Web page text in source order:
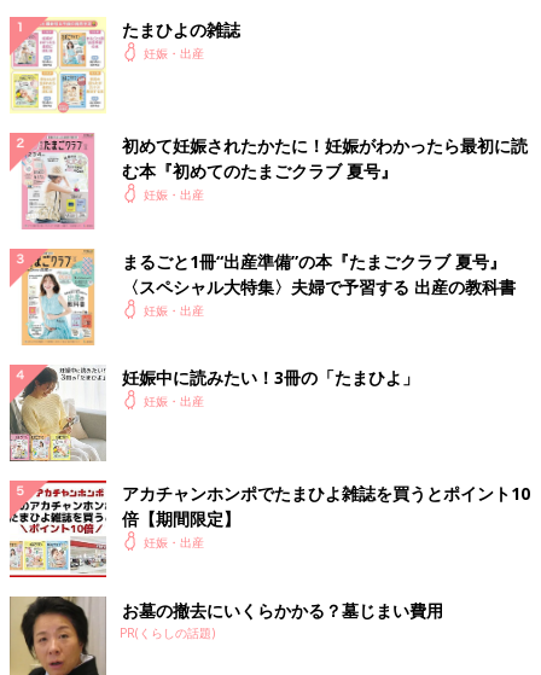
たまひよの雑誌
妊娠・出産
初めて妊娠されたかたに！妊娠がわかったら最初に読
む本『初めてのたまごクラブ 夏号』
妊娠・出産
まるごと1冊“出産準備”の本『たまごクラブ 夏号』
〈スペシャル大特集〉夫婦で予習する 出産の教科書
妊娠・出産
妊娠中に読みたい！3冊の「たまひよ」
妊娠・出産
アカチャンホンポでたまひよ雑誌を買うとポイント10
倍【期間限定】
妊娠・出産
お墓の撤去にいくらかかる？墓じまい費用
PR(くらしの話題)